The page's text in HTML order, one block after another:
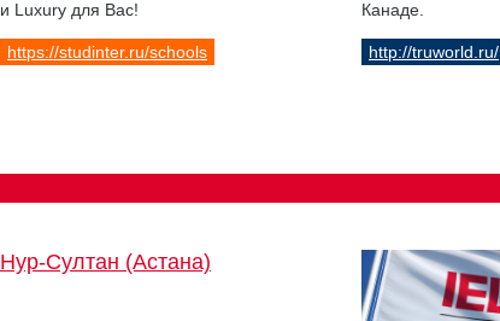
и Luxury для Вас!
https://studinter.ru/schools
Канаде.
http://truworld.ru/
Нур-Султан (Астана)